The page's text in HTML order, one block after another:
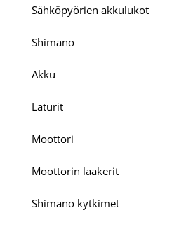
Sähköpyörien akkulukot
Shimano
Akku
Laturit
Moottori
Moottorin laakerit
Shimano kytkimet